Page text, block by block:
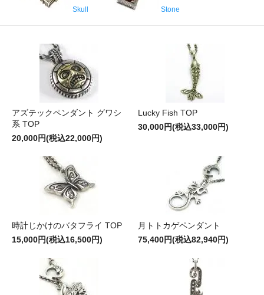
Skull Stone
アズテックペンダント グワシ
系 TOP
20,000円(税込22,000円)
Lucky Fish TOP
30,000円(税込33,000円)
時計じかけのバタフライ TOP
15,000円(税込16,500円)
月トトカゲペンダント
75,400円(税込82,940円)